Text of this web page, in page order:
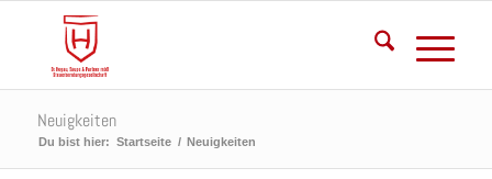
Neuigkeiten
Du bist hier: Startseite / Neuigkeiten